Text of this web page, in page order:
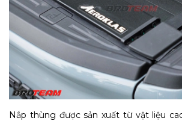
Nắp thùng được sản xuất từ vật liệu